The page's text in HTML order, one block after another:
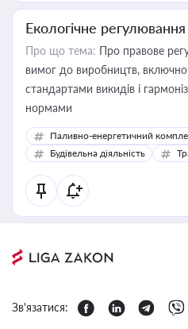
Екологічне регулювання
Про що тема: Про правове
вимог до виробництв,
стандартами викидів і
нормами
Паливно-енергетичний
Будівельна діяльність
Зв'язатися: